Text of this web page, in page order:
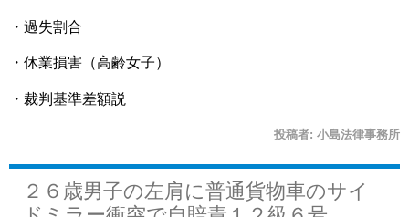
・過失割合
・休業損害（高齢女子）
・裁判基準差額説
投稿者: 小島法律事務所
２６歳男子の左肩に普通貨物車のサイ